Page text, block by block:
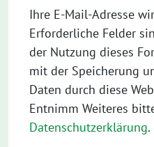
Ihre E-Mail-Adresse
Erforderliche Felder
der Nutzung dieses
mit der Speicherung
Daten durch diese
Entnimm Weiteres
Datenschutzerklärung.